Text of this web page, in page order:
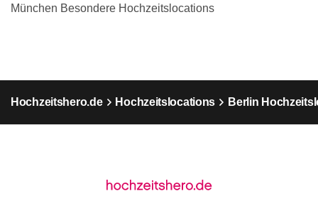
München Besondere Hochzeitslocations
Hochzeitshero.de Hochzeitslocations Berlin